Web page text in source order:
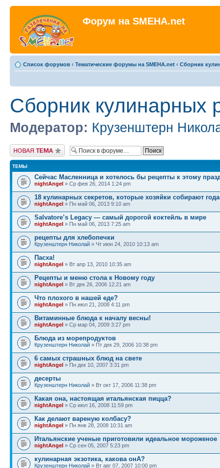
Форум на SMEHA.net
Список форумов ‹ Тематические форумы на SMEHA.net ‹ Сборник
Сборник кулинарных
Модератор: Крузенштерн
Новая тема
ТЕМЫ
Сейчас Масленница и хотелось бы рецепты к этому
nightAngel » Ср фев 26, 2014 1:24 pm
18 кулинарных секретов, которые хозяйки собирают
nightAngel » Пн май 06, 2013 9:10 am
Salvatore’s Legacy — самый дорогой коктейль в мире
nightAngel » Пн май 06, 2013 7:25 am
рецепты для хлебопечки
Крузенштерн Николай » Чт июн 24, 2010 10:13 am
Пасха!
nightAngel » Вт апр 13, 2010 10:35 am
Рецепты и меню стола к Новому году
nightAngel » Вт дек 26, 2006 12:21 am
Что плохого в нашей еде?
nightAngel » Пн июл 21, 2008 4:11 pm
Витаминные блюда к началу весны!
nightAngel » Ср мар 04, 2009 3:27 pm
Блюда из морепродуктов
Крузенштерн Николай » Пт дек 29, 2006 10:38 pm
6 самых страшных блюд на свете
nightAngel » Пн дек 10, 2007 3:31 pm
десерты
Крузенштерн Николай » Вт окт 17, 2006 11:38 pm
Какая она, настоящая итальянская пицца?
nightAngel » Ср июл 16, 2008 11:59 pm
Как делают вареную колбасу?
nightAngel » Пн янв 28, 2008 10:31 am
Итальянские ученые приготовили идеальное мороженое
nightAngel » Ср сен 05, 2007 5:23 pm
кулинарная экзотика, какова онА?
Крузенштерн Николай » Вт авг 07, 2007 10:00 pm